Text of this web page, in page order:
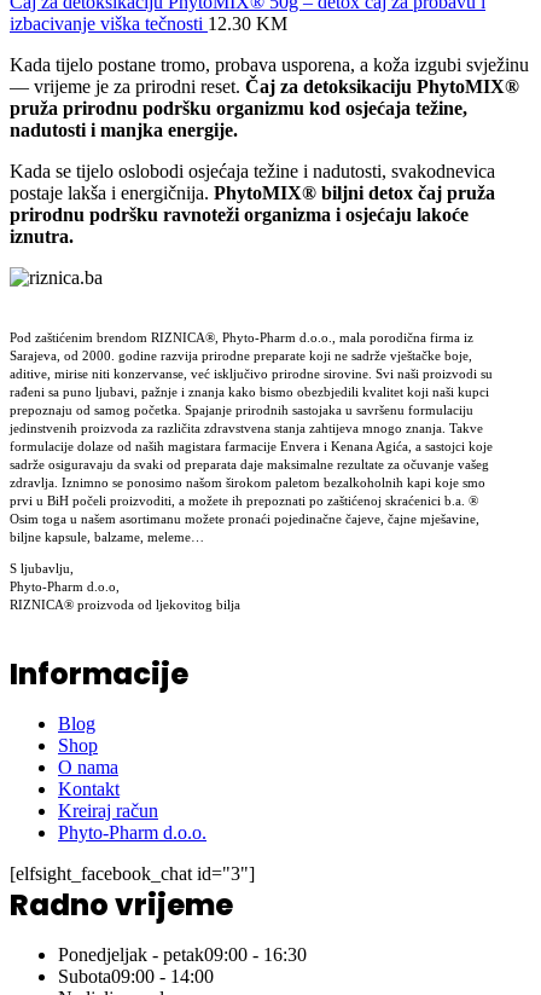
izbacivanje viška tečnosti 12.30 KM
Kada tijelo postane tromo, probava usporena, a koža izgubi svježinu
— vrijeme je za prirodni reset. Čaj za detoksikaciju PhytoMIX®
pruža prirodnu podršku organizmu kod osjećaja težine,
nadutosti i manjka energije.
Kada se tijelo oslobodi osjećaja težine i nadutosti, svakodnevica
postaje lakša i energičnija. PhytoMIX® biljni detox čaj pruža
prirodnu podršku ravnoteži organizma i osjećaju lakoće
iznutra.
Pod zaštićenim brendom RIZNICA®, Phyto-Pharm d.o.o., mala porodična firma iz
Sarajeva, od 2000. godine razvija prirodne preparate koji ne sadrže vještačke boje,
aditive, mirise niti konzervanse, već isključivo prirodne sirovine. Svi naši proizvodi su
rađeni sa puno ljubavi, pažnje i znanja kako bismo obezbjedili kvalitet koji naši kupci
prepoznaju od samog početka. Spajanje prirodnih sastojaka u savršenu formulaciju
jedinstvenih proizvoda za različita zdravstvena stanja zahtijeva mnogo znanja. Takve
formulacije dolaze od naših magistara farmacije Envera i Kenana Agića, a sastojci koje
sadrže osiguravaju da svaki od preparata daje maksimalne rezultate za očuvanje vašeg
zdravlja. Iznimno se ponosimo našom širokom paletom bezalkoholnih kapi koje smo
prvi u BiH počeli proizvoditi, a možete ih prepoznati po zaštićenoj skraćenici b.a. ®
Osim toga u našem asortimanu možete pronaći pojedinačne čajeve, čajne mješavine,
biljne kapsule, balzame, meleme…
S ljubavlju,
Phyto-Pharm d.o.o,
RIZNICA® proizvoda od ljekovitog bilja
Informacije
Blog
Shop
O nama
Kontakt
Kreiraj račun
Phyto-Pharm d.o.o.
[elfsight_facebook_chat id="3"]
Radno vrijeme
Ponedjeljak - petak09:00 - 16:30
Subota09:00 - 14:00